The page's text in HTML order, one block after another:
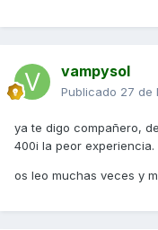
vampysol
Publicado 27 de
ya te digo compañero,
400i la peor experiencia.
os leo muchas veces y